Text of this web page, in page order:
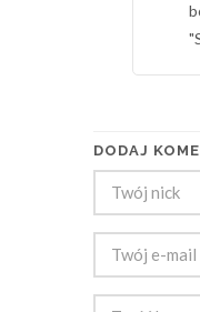
DODAJ